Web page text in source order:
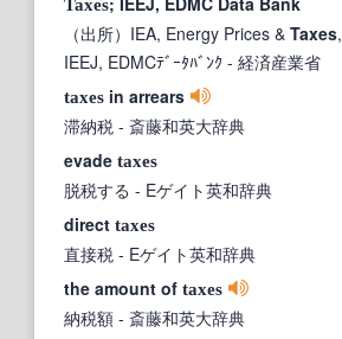
Taxes
（出所）IEA, Energy Prices & Taxes,
IEEJ, EDMCﾃﾞｰﾀﾊﾞﾝｸ - 経済産業省
taxes in arrears
滞納税 - 斎藤和英大辞典
evade taxes
脱税する - Eゲイト英和辞典
direct taxes
直接税 - Eゲイト英和辞典
the amount of taxes
納税額 - 斎藤和英大辞典